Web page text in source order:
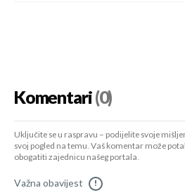
Komentari(0)
Uključite se u raspravu – podijelite svoje
svoj pogled na temu. Vaš komentar može
obogatiti zajednicu našeg portala.
Važna obavijest !